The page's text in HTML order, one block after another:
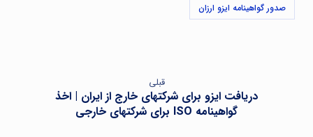
صدور گواهینامه ایزو ارزان
قبلی
دریافت ایزو برای شرکتهای خارج از ایران | اخذ
گواهینامه ISO برای شرکتهای خارجی